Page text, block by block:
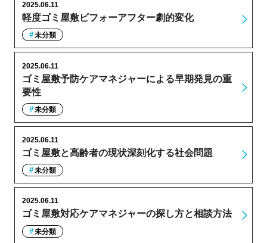
軽度ゴミ屋敷ビフォーアフター劇的変化
2025.06.11
未分類
ゴミ屋敷予防ケアマネジャーによる早期発見の重
要性
2025.06.11
未分類
ゴミ屋敷と高齢者の現状深刻化する社会問題
2025.06.11
未分類
ゴミ屋敷対応ケアマネジャーの探し方と相談方法
2025.06.11
未分類